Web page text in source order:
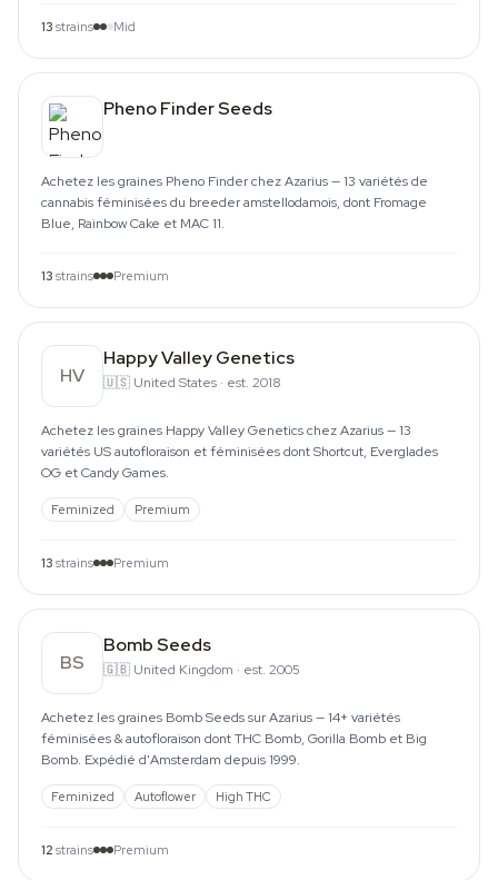
13 strains Mid
Pheno Finder Seeds
Achetez les graines Pheno Finder chez Azarius — 13 variétés de
cannabis féminisées du breeder amstellodamois, dont Fromage
Blue, Rainbow Cake et MAC 11.
13 strains Premium
HV
Happy Valley Genetics
🇺🇸 United States · est. 2018
Achetez les graines Happy Valley Genetics chez Azarius — 13
variétés US autofloraison et féminisées dont Shortcut, Everglades
OG et Candy Games.
Feminized Premium
13 strains Premium
BS
Bomb Seeds
🇬🇧 United Kingdom · est. 2005
Achetez les graines Bomb Seeds sur Azarius — 14+ variétés
féminisées & autofloraison dont THC Bomb, Gorilla Bomb et Big
Bomb. Expédié d'Amsterdam depuis 1999.
Feminized Autoflower High THC
12 strains Premium